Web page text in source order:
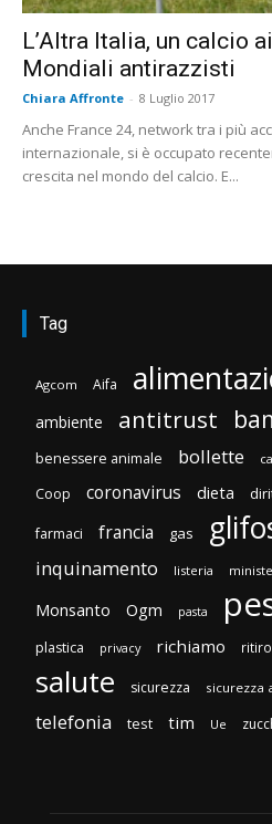
L’Altra Italia, un calcio
Mondiali antirazzisti
Chiara Affronte - 8 Luglio 2017
Anche France 24, network tra i più
internazionale, si è occupato
crescita nel mondo del calcio. E...
Tag
Agcom Aifa
ambiente antitrust
benessere animale bollette
Coop coronavirus dieta
farmaci francia gas
inquinamento listeria
Monsanto Ogm pasta
plastica privacy richiamo ritiro
salute sicurezza sicurezza
telefonia test tim Ue